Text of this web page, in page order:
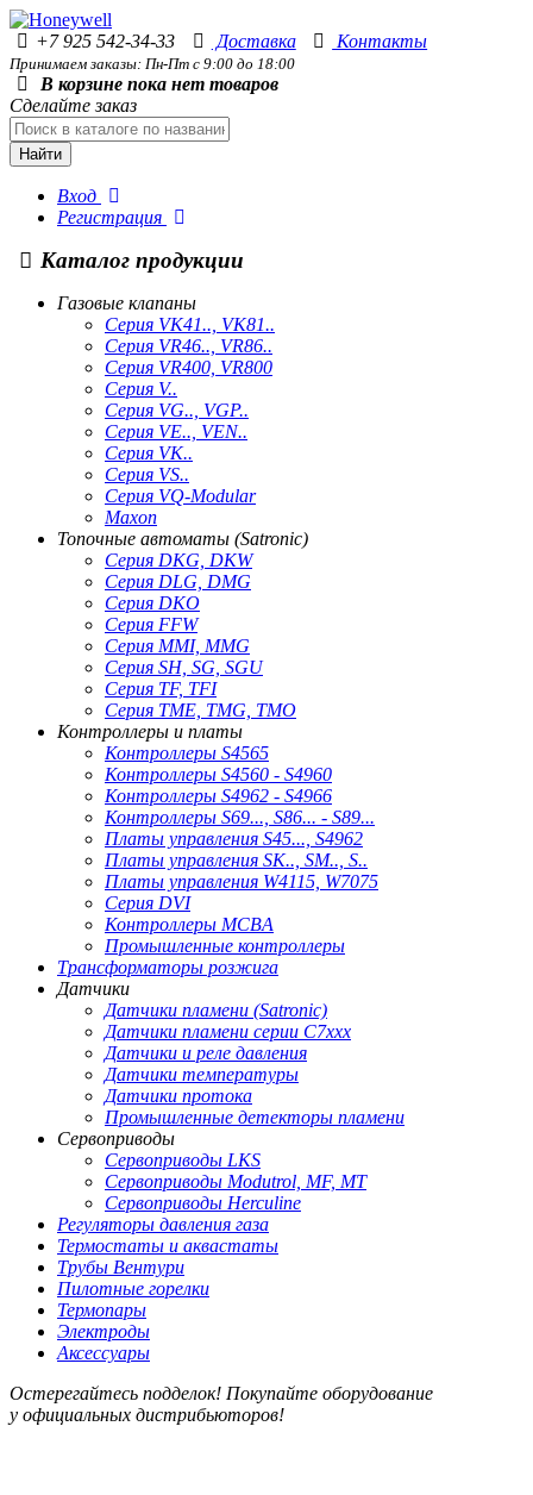
+7 925 542-34-33 Доставка Контакты
Принимаем заказы: Пн-Пт с 9:00 до 18:00
В корзине пока нет товаров
Сделайте заказ
Найти
Вход
Регистрация
Каталог продукции
Газовые клапаны
Серия VK41.., VK81..
Серия VR46.., VR86..
Серия VR400, VR800
Серия V..
Серия VG.., VGP..
Серия VE.., VEN..
Серия VK..
Серия VS..
Серия VQ-Modular
Maxon
Топочные автоматы (Satronic)
Серия DKG, DKW
Серия DLG, DMG
Серия DKO
Серия FFW
Серия MMI, MMG
Серия SH, SG, SGU
Серия TF, TFI
Серия TME, TMG, TMO
Контроллеры и платы
Контроллеры S4565
Контроллеры S4560 - S4960
Контроллеры S4962 - S4966
Контроллеры S69..., S86... - S89...
Платы управления S45..., S4962
Платы управления SK.., SM.., S..
Платы управления W4115, W7075
Серия DVI
Контроллеры MCBA
Промышленные контроллеры
Трансформаторы розжига
Датчики
Датчики пламени (Satronic)
Датчики пламени серии C7xxx
Датчики и реле давления
Датчики температуры
Датчики протока
Промышленные детекторы пламени
Сервоприводы
Сервоприводы LKS
Сервоприводы Modutrol, MF, MT
Сервоприводы Herculine
Регуляторы давления газа
Термостаты и аквастаты
Трубы Вентури
Пилотные горелки
Термопары
Электроды
Аксессуары
Остерегайтесь подделок! Покупайте оборудование
у официальных дистрибьюторов!